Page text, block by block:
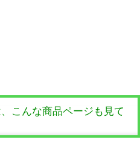
こんな商品ページも見て